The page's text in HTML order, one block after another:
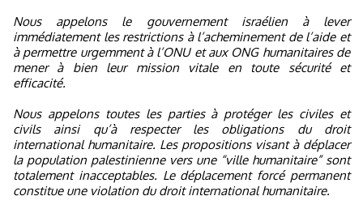
Nous appelons le gouvernement israélien à lever
immédiatement les restrictions à l’acheminement de l’aide et
à permettre urgemment à l’ONU et aux ONG humanitaires de
mener à bien leur mission vitale en toute sécurité et
efficacité.
Nous appelons toutes les parties à protéger les civiles et
civils ainsi qu’à respecter les obligations du droit
international humanitaire. Les propositions visant à déplacer
la population palestinienne vers une “ville humanitaire” sont
totalement inacceptables. Le déplacement forcé permanent
constitue une violation du droit international humanitaire.